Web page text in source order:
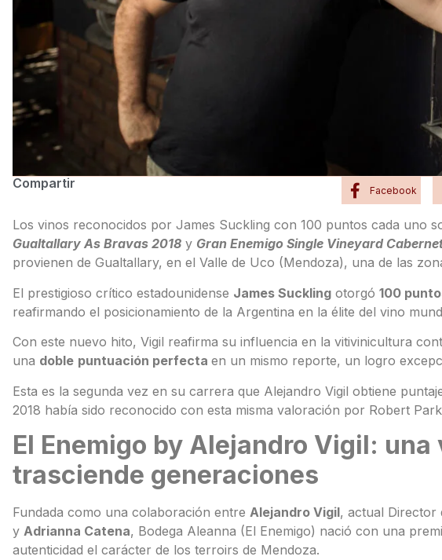
Compartir Facebook
Los vinos reconocidos por James Suckling con 100 puntos cada uno
Gualtallary As Bravas 2018y Gran Enemigo Single Vineyard
provienen de Gualtallary, en el Valle de Uco (Mendoza), una de las
El prestigioso crítico estadounidense James Sucklingotorgó 100
reafirmando el posicionamiento de la Argentina en la élite del vino
Con este nuevo hito, Vigil reafirma su influencia en la vitivinicultura
una doble puntuación perfecta en un mismo reporte, un logro
Esta es la segunda vez en su carrera que Alejandro Vigil obtiene
2018 había sido reconocido con esta misma valoración por Robert
El Enemigo by Alejandro Vigil: una
trasciende generaciones
Fundada como una colaboración entre Alejandro Vigil, actual Director
y Adrianna Catena, Bodega Aleanna (El Enemigo) nació con una
autenticidad el carácter de los terroirs de Mendoza.